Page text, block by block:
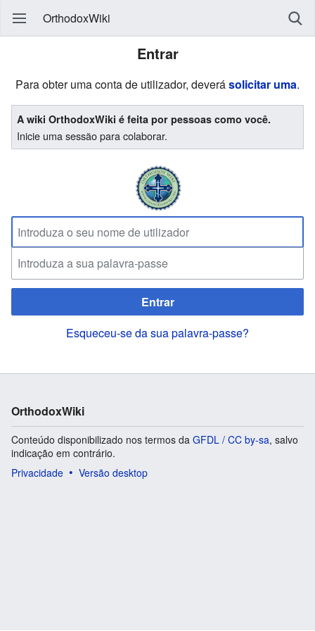
OrthodoxWiki
Entrar
Para obter uma conta de utilizador, deverásolicitar uma.
A wiki OrthodoxWiki é feita por pessoas como você.
Inicie uma sessão para colaborar.
Entrar
Esqueceu-se da sua palavra-passe?
OrthodoxWiki
Conteúdo disponibilizado nos termos da GFDL / CC by-sa, salvo
indicação em contrário.
Privacidade
Versão desktop